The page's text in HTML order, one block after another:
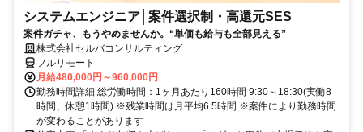
システムエンジニア│案件選択制・高還元SES
案件ガチャ、もうやめませんか。“単価も給与も全部見える”
株式会社セルバコンサルティング
フルリモート
月給480,000円～960,000円
勤務時間詳細 総労働時間：1ヶ月あたり160時間 9:30～18:30(実働8
時間、休憩1時間) ※残業時間は月平均6.5時間 ※案件により勤務時間
が変わることがあります